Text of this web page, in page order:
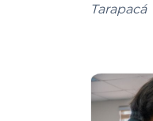
Tarapacá